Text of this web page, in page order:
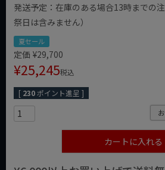
発送予定：在庫のある場合13時までの
祭日は含みません）
夏セール
定価 ¥29,700
¥25,245税込
[ 230ポイント進呈 ]
カートに入れる